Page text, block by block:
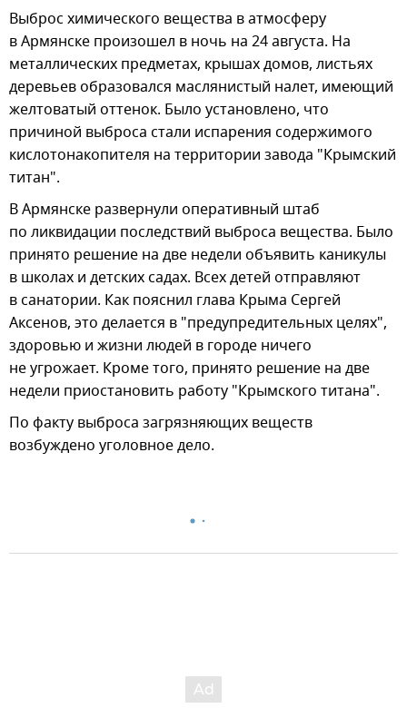
Выброс химического вещества в атмосферу
в Армянске произошел в ночь на 24 августа. На
металлических предметах, крышах домов, листьях
деревьев образовался маслянистый налет, имеющий
желтоватый оттенок. Было установлено, что
причиной выброса стали испарения содержимого
кислотонакопителя на территории завода "Крымский
титан".
В Армянске развернули оперативный штаб
по ликвидации последствий выброса вещества. Было
принято решение на две недели объявить каникулы
в школах и детских садах. Всех детей отправляют
в санатории. Как пояснил глава Крыма Сергей
Аксенов, это делается в "предупредительных целях",
здоровью и жизни людей в городе ничего
не угрожает. Кроме того, принято решение на две
недели приостановить работу "Крымского титана".
По факту выброса загрязняющих веществ
возбуждено уголовное дело.